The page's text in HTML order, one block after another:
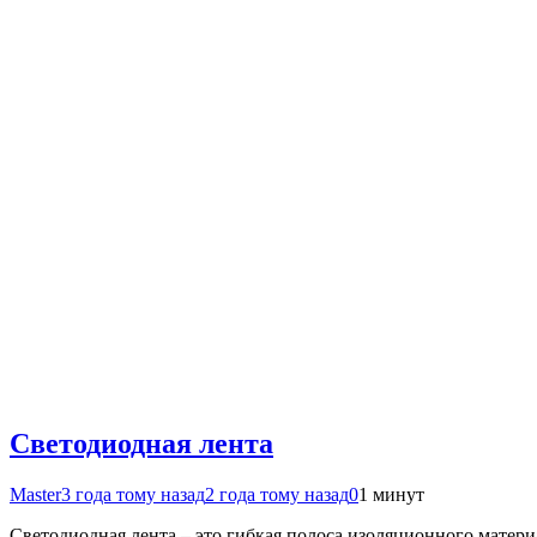
Светодиодная лента
Master3 года тому назад2 года тому назад01 минут